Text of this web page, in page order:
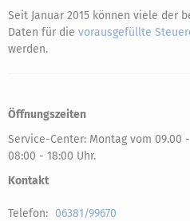
Seit Januar 2015 können viele der
Daten für die vorausgefüllte
werden.
Öffnungszeiten
Service-Center: Montag vom 09.00
08:00 - 18:00 Uhr.
Kontakt
Telefon: 06381/99670